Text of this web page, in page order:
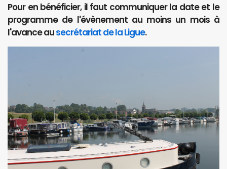
Pour en bénéficier, il faut communiquer la date et le
programme de l'évènement au moins un mois à
l'avance ausecrétariat de la Ligue.